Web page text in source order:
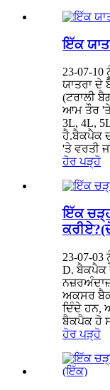
ਇੱਕ
23-07-
ਯਾਤਰਾ ਦੇ
(ਟਰਾਲੀ
ਆਮ ਤੌਰ 'ਤੇ
3L, 4L,
ਹੈ.ਬੈਕਪੈਕ
'ਤੇ ਵਰਤੀ
ਹੋਰ ਪੜ੍ਹੋ
ਇੱਕ
23-07-
D. ਬੈਕਪੈਕ
ਅਕਸਰ
ਦਿੰਦੇ ਹਨ,
ਬੈਕਪੈਕ ਹੋ
ਹੋਰ ਪੜ੍ਹੋ